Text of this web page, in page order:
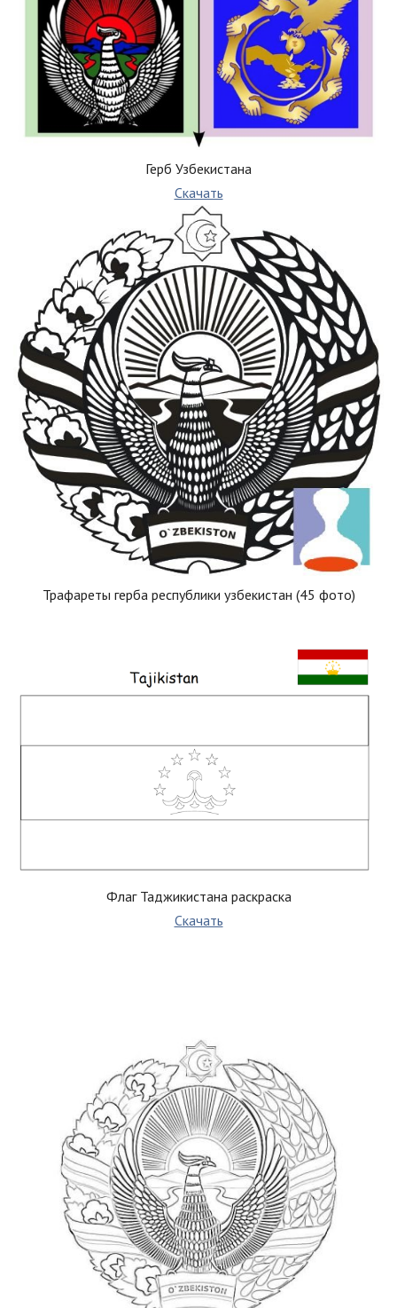
Герб Узбекистана
Скачать
Трафареты герба республики узбекистан (45 фото)
Флаг Таджикистана раскраска
Скачать